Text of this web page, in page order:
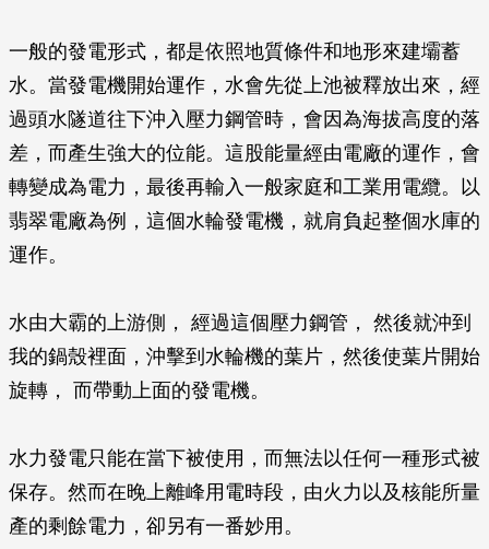
一般的發電形式，都是依照地質條件和地形來建壩蓄
水。當發電機開始運作，水會先從上池被釋放出來，經
過頭水隧道往下沖入壓力鋼管時，會因為海拔高度的落
差，而產生強大的位能。這股能量經由電廠的運作，會
轉變成為電力，最後再輸入一般家庭和工業用電纜。以
翡翠電廠為例，這個水輪發電機，就肩負起整個水庫的
運作。
水由大霸的上游側， 經過這個壓力鋼管， 然後就沖到
我的鍋殼裡面，沖擊到水輪機的葉片，然後使葉片開始
旋轉， 而帶動上面的發電機。
水力發電只能在當下被使用，而無法以任何一種形式被
保存。然而在晚上離峰用電時段，由火力以及核能所量
產的剩餘電力，卻另有一番妙用。